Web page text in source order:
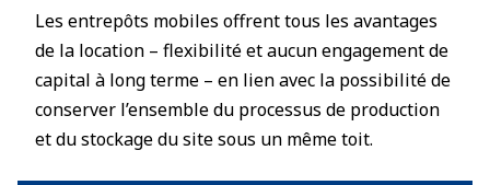
Les entrepôts mobiles offrent tous les avantages
de la location – flexibilité et aucun engagement de
capital à long terme – en lien avec la possibilité de
conserver l’ensemble du processus de production
et du stockage du site sous un même toit.